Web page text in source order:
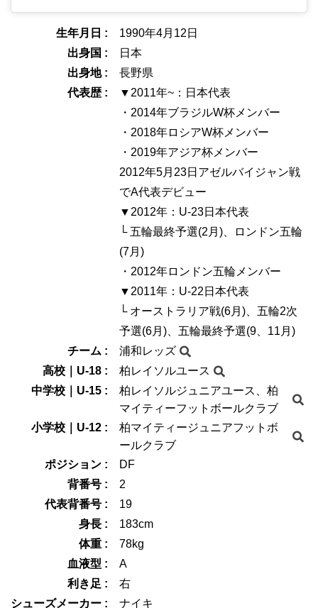
生年月日 :
1990年4月12日
出身国 :
日本
出身地 :
長野県
代表歴 :
▼2011年~：日本代表
・2014年ブラジルW杯メンバー
・2018年ロシアW杯メンバー
・2019年アジア杯メンバー
2012年5月23日アゼルバイジャン戦
でA代表デビュー
▼2012年：U-23日本代表
└ 五輪最終予選(2月)、ロンドン五輪
(7月)
・2012年ロンドン五輪メンバー
▼2011年：U-22日本代表
└ オーストラリア戦(6月)、五輪2次
予選(6月)、五輪最終予選(9、11月)
チーム :
浦和レッズ
高校｜U-18 :
柏レイソルユース
中学校｜U-15 :
柏レイソルジュニアユース、柏
マイティーフットボールクラブ
小学校｜U-12 :
柏マイティージュニアフットボ
ールクラブ
ポジション :
DF
背番号 :
2
代表背番号 :
19
身長 :
183cm
体重 :
78kg
血液型 :
A
利き足 :
右
シューズメーカー :
ナイキ